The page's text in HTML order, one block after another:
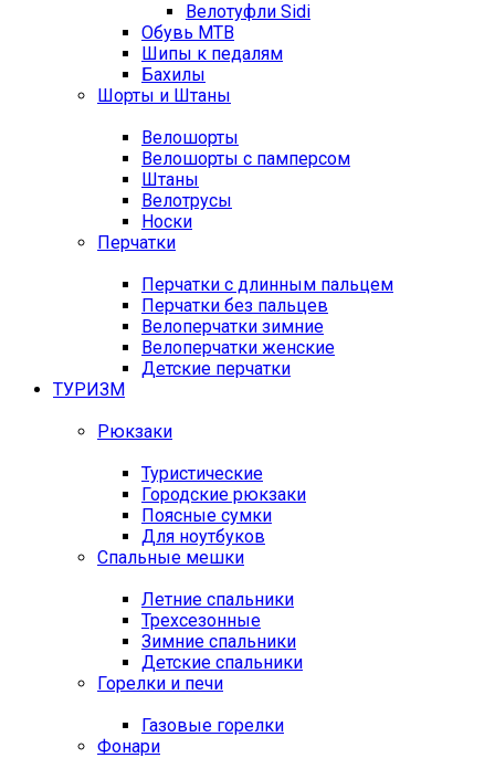
Велотуфли Sidi
Обувь MTB
Шипы к педалям
Бахилы
Шорты и Штаны
Велошорты
Велошорты с памперсом
Штаны
Велотрусы
Носки
Перчатки
Перчатки с длинным пальцем
Перчатки без пальцев
Велоперчатки зимние
Велоперчатки женские
Детские перчатки
ТУРИЗМ
Рюкзаки
Туристические
Городские рюкзаки
Поясные сумки
Для ноутбуков
Спальные мешки
Летние спальники
Трехсезонные
Зимние спальники
Детские спальники
Горелки и печи
Газовые горелки
Фонари